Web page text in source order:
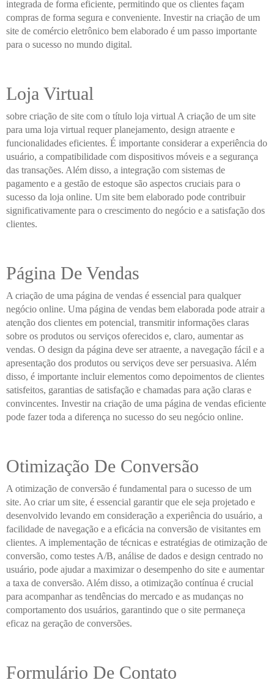
integrada de forma eficiente, permitindo que os clientes façam
compras de forma segura e conveniente. Investir na criação de um
site de comércio eletrônico bem elaborado é um passo importante
para o sucesso no mundo digital.
Loja Virtual
sobre criação de site com o título loja virtual A criação de um site
para uma loja virtual requer planejamento, design atraente e
funcionalidades eficientes. É importante considerar a experiência do
usuário, a compatibilidade com dispositivos móveis e a segurança
das transações. Além disso, a integração com sistemas de
pagamento e a gestão de estoque são aspectos cruciais para o
sucesso da loja online. Um site bem elaborado pode contribuir
significativamente para o crescimento do negócio e a satisfação dos
clientes.
Página De Vendas
A criação de uma página de vendas é essencial para qualquer
negócio online. Uma página de vendas bem elaborada pode atrair a
atenção dos clientes em potencial, transmitir informações claras
sobre os produtos ou serviços oferecidos e, claro, aumentar as
vendas. O design da página deve ser atraente, a navegação fácil e a
apresentação dos produtos ou serviços deve ser persuasiva. Além
disso, é importante incluir elementos como depoimentos de clientes
satisfeitos, garantias de satisfação e chamadas para ação claras e
convincentes. Investir na criação de uma página de vendas eficiente
pode fazer toda a diferença no sucesso do seu negócio online.
Otimização De Conversão
A otimização de conversão é fundamental para o sucesso de um
site. Ao criar um site, é essencial garantir que ele seja projetado e
desenvolvido levando em consideração a experiência do usuário, a
facilidade de navegação e a eficácia na conversão de visitantes em
clientes. A implementação de técnicas e estratégias de otimização de
conversão, como testes A/B, análise de dados e design centrado no
usuário, pode ajudar a maximizar o desempenho do site e aumentar
a taxa de conversão. Além disso, a otimização contínua é crucial
para acompanhar as tendências do mercado e as mudanças no
comportamento dos usuários, garantindo que o site permaneça
eficaz na geração de conversões.
Formulário De Contato